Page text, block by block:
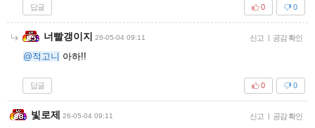
답글 0
0
너빨갱이지 26-05-04 09:11 신고 | 공감 확인
@적고니 아하!!
답글 0
0
빛로제 26-05-04 09:11 신고 | 공감 확인